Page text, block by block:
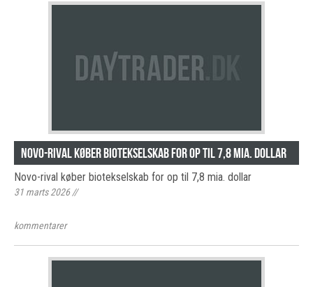
Novo-rival køber biotekselskab for op til 7,8 mia. dollar
Novo-rival køber biotekselskab for op til 7,8 mia. dollar
31 marts 2026//
kommentarer